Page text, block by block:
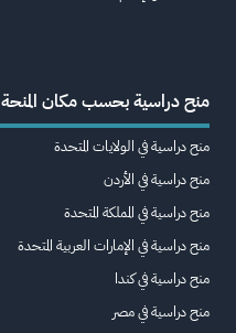
منح دراسية بحسب مكان المنحة
منح دراسية في الولايات المتحدة
منح دراسية في الأردن
منح دراسية في المملكة المتحدة
منح دراسية في الإمارات العربية المتحدة
منح دراسية في كندا
منح دراسية في مصر